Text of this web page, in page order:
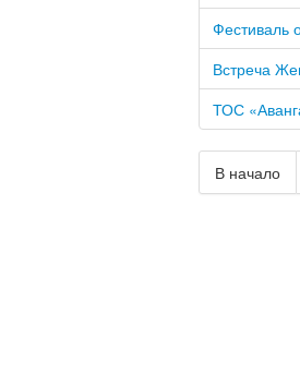
Фестиваль
Встреча
ТОС
В начало